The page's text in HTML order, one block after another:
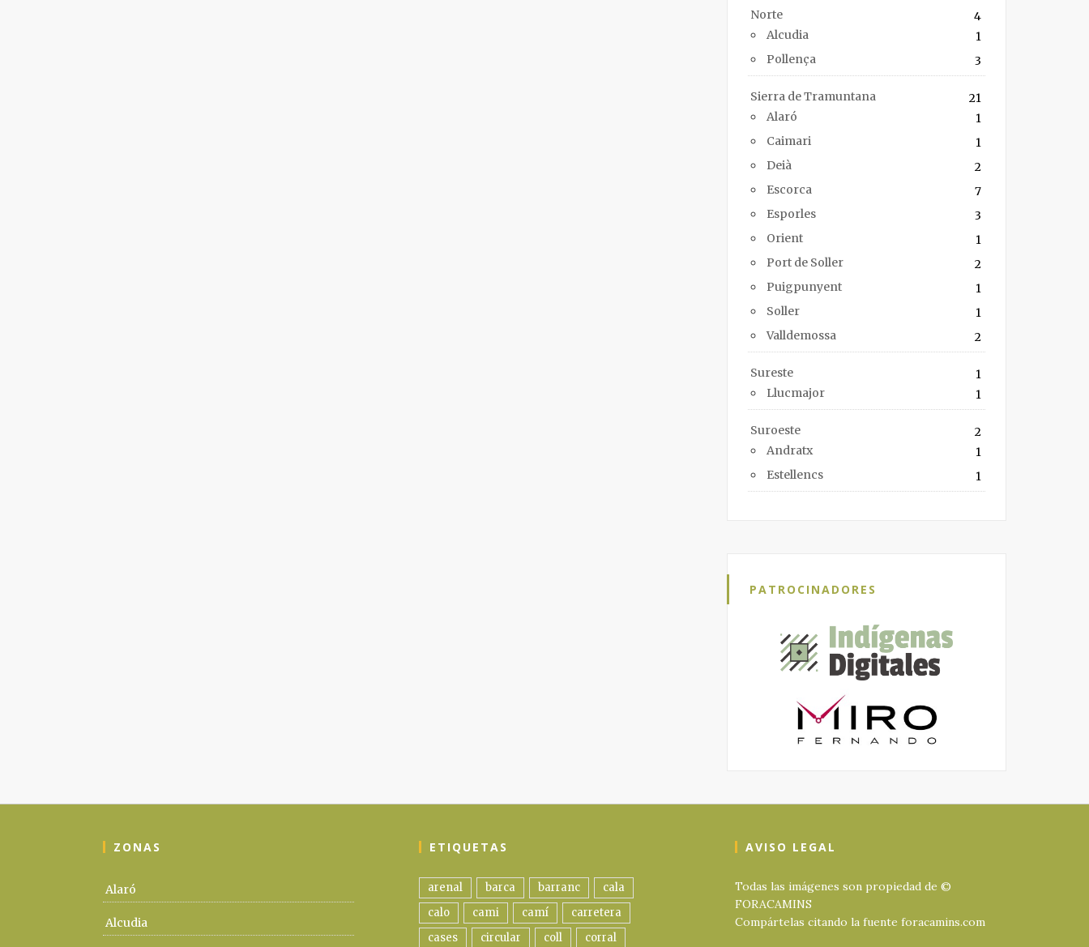
Norte
4
Alcudia
1
Pollença
3
Sierra de Tramuntana
21
Alaró
1
Caimari
1
Deià
2
Escorca
7
Esporles
3
Orient
1
Port de Soller
2
Puigpunyent
1
Soller
1
Valldemossa
2
Sureste
1
Llucmajor
1
Suroeste
2
Andratx
1
Estellencs
1
PATROCINADORES
ZONAS
Alaró
Alcudia
ETIQUETAS
arenal barca barranc
cala
calo
cami camí
carretera
cases
circular coll
corral
AVISO LEGAL
Todas las imágenes son propiedad de ©
FORACAMINS
Compártelas citando la fuente foracamins.com